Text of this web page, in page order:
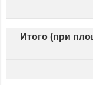
Итого (при